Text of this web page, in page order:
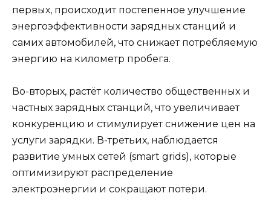
первых, происходит постепенное улучшение
энергоэффективности зарядных станций и
самих автомобилей, что снижает потребляемую
энергию на километр пробега.
Во-вторых, растёт количество общественных и
частных зарядных станций, что увеличивает
конкуренцию и стимулирует снижение цен на
услуги зарядки. В-третьих, наблюдается
развитие умных сетей (smart grids), которые
оптимизируют распределение
электроэнергии и сокращают потери.